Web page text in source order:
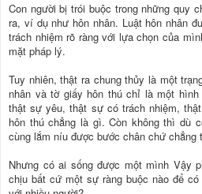
Con người bị trói buộc trong những quy
ra, ví dụ như hôn nhân. Luật hôn nhân
trách nhiệm rõ ràng với lựa chọn của
mặt pháp lý.
Tuy nhiên, thật ra chung thủy là một
nhân và tờ giấy hôn thú chỉ là một
thật sự yêu, thật sự có trách nhiệm,
hôn thú chẳng là gì. Còn không thì dù
cùng lắm níu được bước chân chứ chẳng
Nhưng có ai sống được một mình Vậy
chịu bất cứ một sự ràng buộc nào để